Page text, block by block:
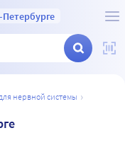
для нервной системы